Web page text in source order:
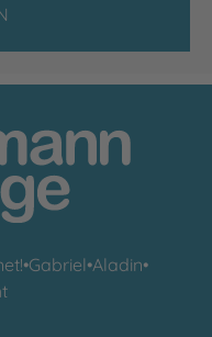
•Gabriel•Aladin•